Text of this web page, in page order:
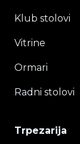
Klub stolovi
Vitrine
Ormari
Radni stolovi
Trpezarija